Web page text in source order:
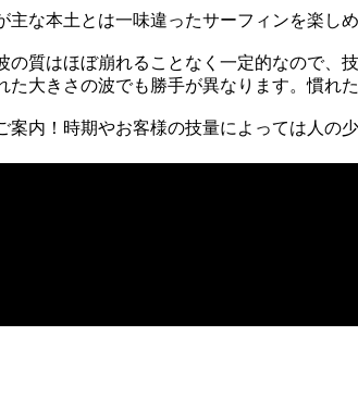
な本土とは一味違ったサーフィンを楽しめ
質はほぼ崩れることなく一定的なので、技
大きさの波でも勝手が異なります。慣れ
内！時期やお客様の技量によっては人の